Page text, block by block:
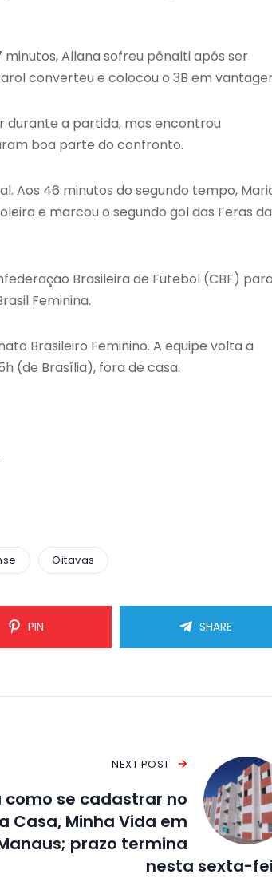
Allana sofreu pênalti após ser
converteu e colocou o 3B em
durante a partida, mas encontrou
boa parte do confronto.
Aos 46 minutos do segundo tempo,
e marcou o segundo gol das Feras da
Brasileira de Futebol (CBF)
Feminina.
Brasileiro Feminino. A equipe volta a
(de Brasília), fora de casa.
Oitavas
PIN SHARE
NEXT POST
como se cadastrar no
Casa, Minha Vida em
prazo termina
nesta sexta-